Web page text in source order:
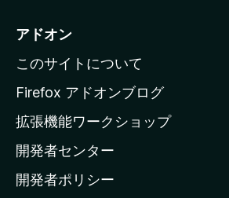
i
l
a
ホ
ー
ム
アドオン
このサイトについて
Firefox アドオンブログ
拡張機能ワークショップ
開発者センター
開発者ポリシー